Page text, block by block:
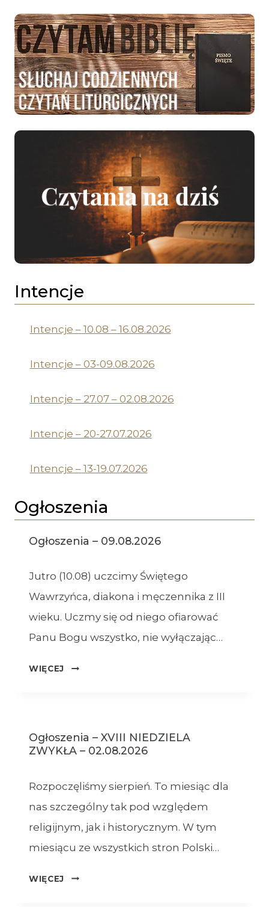
Intencje
Intencje – 10.08 – 16.08.2026
Intencje – 03-09.08.2026
Intencje – 27.07 – 02.08.2026
Intencje – 20-27.07.2026
Intencje – 13-19.07.2026
Ogłoszenia
Ogłoszenia – 09.08.2026
Jutro (10.08) uczcimy Świętego
Wawrzyńca, diakona i męczennika z III
wieku. Uczmy się od niego ofiarować
Panu Bogu wszystko, nie wyłączając…
WIĘCEJ
OGŁOSZENIA
Ogłoszenia – XVIII NIEDZIELA
ZWYKŁA – 02.08.2026
Rozpoczęliśmy sierpień. To miesiąc dla
nas szczególny tak pod względem
religijnym, jak i historycznym. W tym
miesiącu ze wszystkich stron Polski…
WIĘCEJ
OGŁOSZENIA